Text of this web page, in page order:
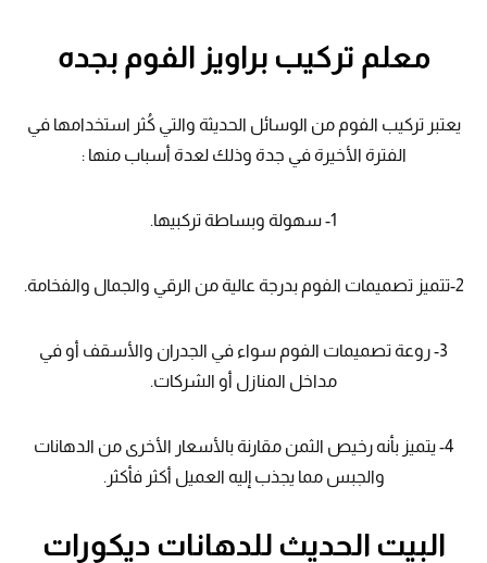
معلم تركيب براويز الفوم بجده
يعتبر تركيب الفوم من الوسائل الحديثة والتي كُثر استخدامها في
الفترة الأخيرة في جدة وذلك لعدة أسباب منها :
1- سهولة وبساطة تركبيها.
2-تتميز تصميمات الفوم بدرجة عالية من الرقي والجمال والفخامة.
3- روعة تصميمات الفوم سواء في الجدران والأسقف أو في
مداخل المنازل أو الشركات.
4- يتميز بأنه رخيص الثمن مقارنة بالأسعار الأخرى من الدهانات
والجبس مما يجذب إليه العميل أكثر فأكثر.
البيت الحديث للدهانات ديكورات